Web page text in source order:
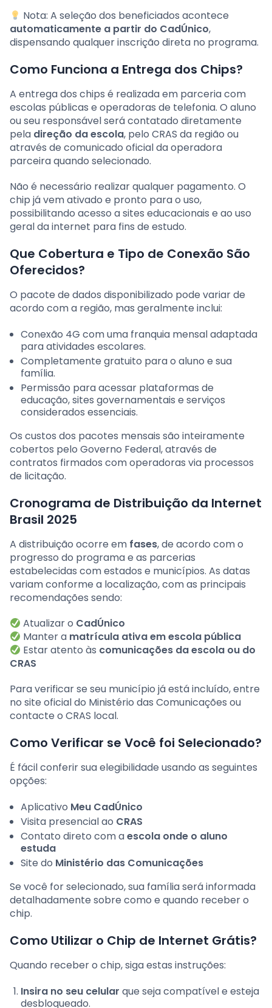
Nota: A seleção dos beneficiados acontece
automaticamente a partir do CadÚnico,
dispensando qualquer inscrição direta no programa.
Como Funciona a Entrega dos Chips?
A entrega dos chips é realizada em parceria com
escolas públicas e operadoras de telefonia. O aluno
ou seu responsável será contatado diretamente
pela direção da escola, pelo CRAS da região ou
através de comunicado oficial da operadora
parceira quando selecionado.
Não é necessário realizar qualquer pagamento. O
chip já vem ativado e pronto para o uso,
possibilitando acesso a sites educacionais e ao uso
geral da internet para fins de estudo.
Que Cobertura e Tipo de Conexão São
Oferecidos?
O pacote de dados disponibilizado pode variar de
acordo com a região, mas geralmente inclui:
Conexão 4G com uma franquia mensal adaptada
para atividades escolares.
Completamente gratuito para o aluno e sua
família.
Permissão para acessar plataformas de
educação, sites governamentais e serviços
considerados essenciais.
Os custos dos pacotes mensais são inteiramente
cobertos pelo Governo Federal, através de
contratos firmados com operadoras via processos
de licitação.
Cronograma de Distribuição da Internet
Brasil 2025
A distribuição ocorre em fases, de acordo com o
progresso do programa e as parcerias
estabelecidas com estados e municípios. As datas
variam conforme a localização, com as principais
recomendações sendo:
Atualizar o CadÚnico
Manter a matrícula ativa em escola pública
Estar atento às comunicações da escola ou do
CRAS
Para verificar se seu município já está incluído, entre
no site oficial do Ministério das Comunicações ou
contacte o CRAS local.
Como Verificar se Você foi Selecionado?
É fácil conferir sua elegibilidade usando as seguintes
opções:
Aplicativo Meu CadÚnico
Visita presencial ao CRAS
Contato direto com aescola onde o aluno
estuda
Site do Ministério das Comunicações
Se você for selecionado, sua família será informada
detalhadamente sobre como e quando receber o
chip.
Como Utilizar o Chip de Internet Grátis?
Quando receber o chip, siga estas instruções:
Insira no seu celular que seja compatível e esteja
desbloqueado.